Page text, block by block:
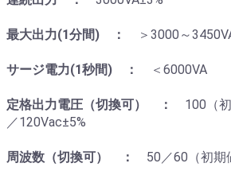
最大出力(1分間) ： ＞3000～
サージ電力(1秒間) ： ＜6000VA
定格出力電圧（切換可） ： 100（
／120Vac±5%
周波数（切換可） ： 50／60（初期